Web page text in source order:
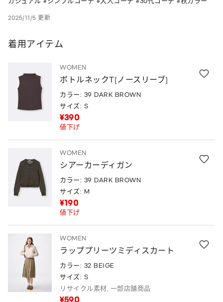
2025/11/5 更新
着用アイテム
WOMEN
ボトルネックT(ノースリーブ)
カラー: 39 DARK BROWN
サイズ: S
¥390
値下げ
WOMEN
シアーカーディガン
カラー: 39 DARK BROWN
サイズ: M
¥190
値下げ
WOMEN
ラッププリーツミディスカート
カラー: 32 BEIGE
サイズ: S
リサイクル素材, 一部店舗商品
¥590